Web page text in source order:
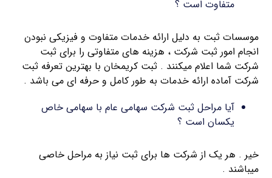
متفاوت است ؟
موسسات ثبت به دلیل ارائه خدمات متفاوت و فیزیکی نبودن
انجام امور ثبت شرکت ، هزینه های متفاوتی را برای ثبت
شرکت شما اعلام میکنند . ثبت کریمخان با بهترین تعرفه ثبت
شرکت آماده ارائه خدمات به طور کامل و حرفه ای می باشد .
آیا مراحل ثبت شرکت سهامی عام با سهامی خاص
یکسان است ؟
خیر . هر یک از شرکت ها برای ثبت نیاز به مراحل خاصی
میباشند .